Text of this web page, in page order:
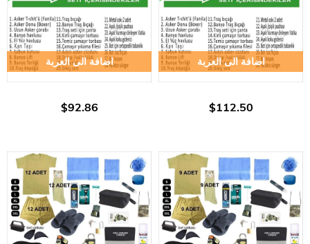
اضافة الى العربة
$92.86
اضافة الى العربة
$112.50